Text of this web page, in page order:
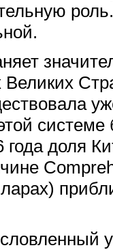
Великих
года доля